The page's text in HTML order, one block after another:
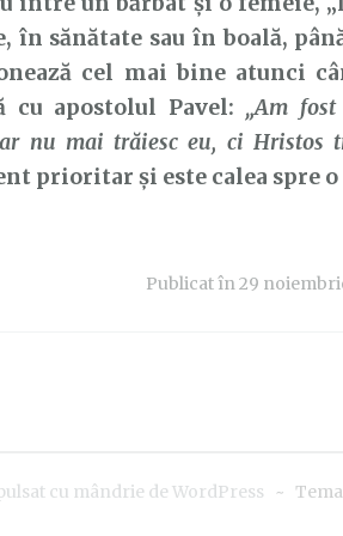
în sănătate sau în boală,
cel mai bine atunci
cu apostolul Pavel: „Am
nu mai trăiesc eu, ci Hristos
prioritar și este calea spre
Publicat în29
cu mândrie de WordPress ~